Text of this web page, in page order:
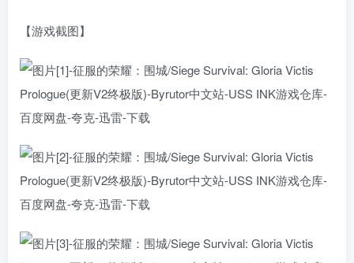
【游戏截图】